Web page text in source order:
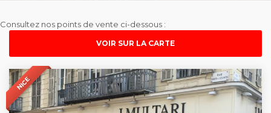
Consultez nos points de vente ci-dessous :
VOIR SUR LA CARTE
NICE